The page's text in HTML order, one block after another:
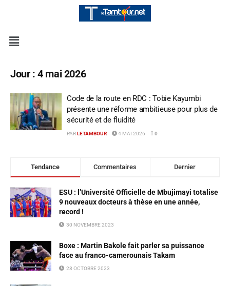
Jour :4 mai 2026
Code de la route en RDC : Tobie Kayumbi
présente une réforme ambitieuse pour plus de
sécurité et de fluidité
PAR LETAMBOUR 4 MAI 2026 0
Tendance Commentaires Dernier
ESU : l’Université Officielle de Mbujimayi totalise
9 nouveaux docteurs à thèse en une année,
record !
30 NOVEMBRE 2023
Boxe : Martin Bakole fait parler sa puissance
face au franco-camerounais Takam
28 OCTOBRE 2023